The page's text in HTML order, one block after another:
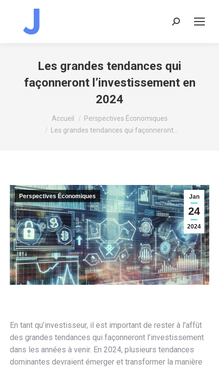
Recherche
Les grandes tendances qui
façonneront l’investissement en
2024
Vous êtes ici :Accueil
Perspectives Économiques
Les grandes tendances qui façonneront…
Jan
24
2024
Perspectives Économiques
En tant qu’investisseur, il est important de rester à l’affût
des grandes tendances qui façonneront l’investissement
dans les années à venir. En 2024, plusieurs tendances
dominantes devraient émerger et transformer la manière